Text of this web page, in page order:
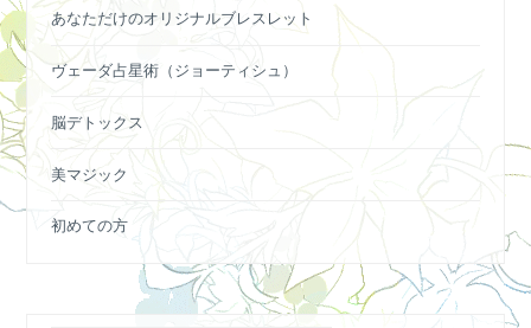
あなただけのオリジナルブレスレット
ヴェーダ占星術（ジョーティシュ）
脳デトックス
美マジック
初めての方